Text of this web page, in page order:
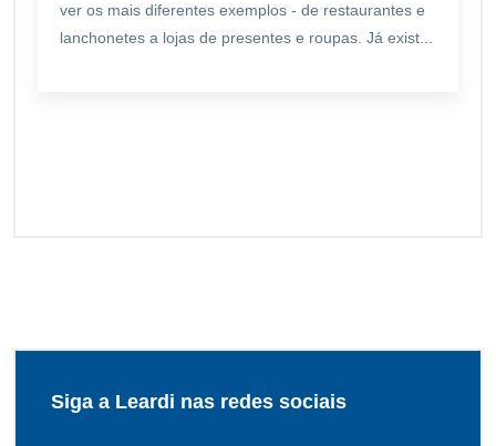
ver os mais diferentes exemplos - de restaurantes e
lanchonetes a lojas de presentes e roupas. Já exist...
Siga a Leardi nas redes sociais